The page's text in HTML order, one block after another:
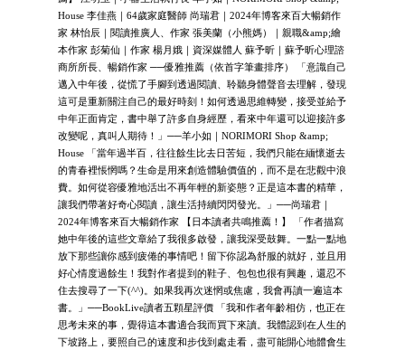
House 李佳燕｜64歲家庭醫師 尚瑞君｜2024年博客來百大暢銷作
家 林怡辰｜閱讀推廣人、作家 張美蘭（小熊媽）｜親職&amp;繪
本作家 彭菊仙｜作家 楊月娥｜資深媒體人 蘇予昕｜蘇予昕心理諮
商所所長、暢銷作家 ──優雅推薦（依首字筆畫排序） 「意識自己
邁入中年後，從慌了手腳到透過閱讀、聆聽身體聲音去理解，發現
這可是重新關注自己的最好時刻！如何透過思維轉變，接受並給予
中年正面肯定，書中舉了許多自身經歷，看來中年還可以迎接許多
改變呢，真叫人期待！」──羊小如｜NORIMORI Shop &amp;
House 「當年過半百，往往餘生比去日苦短，我們只能在緬懷逝去
的青春裡悵惘嗎？生命是用來創造體驗價值的，而不是在悲觀中浪
費。如何從容優雅地活出不再年輕的新姿態？正是這本書的精華，
讓我們帶著好奇心閱讀，讓生活持續閃閃發光。」──尚瑞君｜
2024年博客來百大暢銷作家 【日本讀者共鳴推薦！】 「作者描寫
她中年後的這些文章給了我很多啟發，讓我深受鼓舞。一點一點地
放下那些讓你感到疲倦的事情吧！留下你認為舒服的就好，並且用
好心情度過餘生！我對作者提到的鞋子、包包也很有興趣，還忍不
住去搜尋了一下(^^)。如果我再次迷惘或焦慮，我會再讀一遍這本
書。」──BookLive讀者五顆星評價 「我和作者年齡相仿，也正在
思考未來的事，覺得這本書適合我而買下來讀。我體認到在人生的
下坡路上，要照自己的速度和步伐到處走看，盡可能開心地體會生